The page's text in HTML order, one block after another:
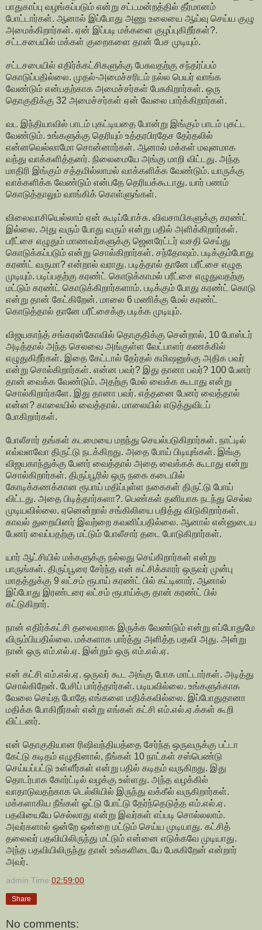
பாதுகாப்பு வழங்கப்படும் என்று சட்டமன்றத்தில் தீர்மானம்
போட்டார்கள். ஆனால் இப்போது அணு உலையை ஆய்வு செய்ய குழு
அமைக்கிறார்கள். ஏன் இப்படி மக்களை குழப்புகிறீர்கள்?.
சட்டசபையில் மக்கள் குறைகளை தான் பேச முடியும்.
சட்டசபையில் எதிர்க்கட்சிகளுக்கு பேசுவதற்கு சந்தர்ப்பம்
கொடுப்பதில்லை. முதல்-அமைச்சரிடம் நல்ல பெயர் வாங்க
வேண்டும் என்பதற்காக அமைச்சர்கள் பேசுகிறார்கள். ஒரு
தொகுதிக்கு 32 அமைச்சர்கள் ஏன் வேலை பார்க்கிறார்கள்.
வட இந்தியாவில் பாடம் புகட்டியதை போன்று இங்கும் பாடம் புகட்ட
வேண்டும். உங்களுக்கு தெரியும் உத்தரபிரதேச தேர்தலில்
என்னவெல்லாமோ சொன்னார்கள். ஆனால் மக்கள் மவுனமாக
வந்து வாக்களித்தனர். நிலைமையே அங்கு மாறி விட்டது. அந்த
மாதிரி இங்கும் சத்தமில்லாமல் வாக்களிக்க வேண்டும். யாருக்கு
வாக்களிக்க வேண்டும் என்பதே தெரியக்கூடாது. யார் பணம்
கொடுத்தாலும் வாங்கிக் கொள்ளுங்கள்.
விலைவாசியெல்லாம் ஏன் கூடிப்போச்சு. விவசாயிகளுக்கு கரண்ட்
இல்லை. அது வரும் போது வரும் என்று பதில் அளிக்கிறார்கள்.
பரீட்சை எழுதும் மாணவர்களுக்கு ஜெனரேட்டர் வசதி செய்து
கொடுக்கப்படும் என்று சொல்கிறார்கள். சந்தோஷம். படிக்கும்போது
கரண்ட் வருமா? என்றால் வராது. படித்தால் தானே பரீட்சை எழுத
முடியும். படிப்பதற்கு கரண்ட் கொடுக்காமல் பரீட்சை எழுதுவதற்கு
மட்டும் கரண்ட் கொடுக்கிறார்களாம். படிக்கும் போது கரண்ட் கொடு
என்று தான் கேட்கிறேன். மாலை 6 மணிக்கு மேல் கரண்ட்
கொடுத்தால் தானே பரீட்சைக்கு படிக்க முடியும்.
விஜயகாந்த் சங்கரன்கோவில் தொகுதிக்கு சென்றால், 10 போஸ்டர்
அடித்தால் அந்த செலவை அங்குள்ள வேட்பாளர் கணக்கில்
எழுதுகிறீர்கள். இதை கேட்டால் தேர்தல் கமிஷனுக்கு அதிக பவர்
என்று சொல்கிறார்கள். என்ன பவர்? இது தானா பவர்? 100 பேனர்
தான் வைக்க வேண்டும். அதற்கு மேல் வைக்க கூடாது என்று
சொல்கிறார்களே. இது தானா பவர். எத்தனை பேனர் வைத்தால்
என்ன? காலையில் வைத்தால். மாலையில் எடுத்துவிடப்
போகிறார்கள்.
போலீசார் தங்கள் கடமையை மறந்து செயல்படுகிறார்கள். நாட்டில்
எவ்வளவோ திருட்டு நடக்கிறது. அதை போய் பிடியுங்கள். இங்கு
விஜயகாந்துக்கு பேனர் வைத்தால் அதை வைக்கக் கூடாது என்று
சொல்கிறார்கள். திருப்பூரில் ஒரு நகை கடையில்
கோடிக்கணக்கான ரூபாய் மதிப்புள்ள நகைகள் திருட்டு போய்
விட்டது. அதை பிடித்தார்களா?. பெண்கள் தனியாக நடந்து செல்ல
முடியவில்லை. ஏனென்றால் சங்கிலியை பறித்து விடுகிறார்கள்.
காவல் துறையினர் இவற்றை கவனிப்பதில்லை. ஆனால் என்னுடைய
பேனர் வைப்பதற்கு மட்டும் போலீசார் தடை போடுகிறார்கள்.
யார் ஆட்சியில் மக்களுக்கு நல்லது செய்கிறார்கள் என்று
பாருங்கள். திருப்பூரை சேர்ந்த என் கட்சிக்காரர் ஒருவர் முன்பு
மாதத்துக்கு 9 லட்சம் ரூபாய் கரண்ட் பில் கட்டினார். ஆனால்
இப்போது இரண்டரை லட்சம் ரூபாய்க்கு தான் கரண்ட் பில்
கட்டுகிறார்.
நான் எதிர்க்கட்சி தலைவராக இருக்க வேண்டும் என்று எப்போதுமே
விரும்பியதில்லை. மக்களாக பார்த்து அளித்த பதவி அது. அன்று
நான் ஒரு எம்.எல்.ஏ. இன்றும் ஒரு எம்.எல்.ஏ.
என் கட்சி எம்.எல்.ஏ. ஒருவர் கூட அங்கு போக மாட்டார்கள். அடித்து
சொல்கிறேன். பேசிப் பார்த்தார்கள். படியவில்லை. உங்களுக்காக
வேலை செய்த போதே எங்களை மதிக்கவில்லை. இப்போதுதானா
மதிக்க போகிறீர்கள் என்று எங்கள் கட்சி எம்.எல்.ஏ.க்கள் கூறி
விட்டனர்.
என் தொகுதியான ரிஷிவந்தியத்தை சேர்ந்த ஒருவருக்கு பட்டா
கேட்டு கடிதம் எழுதினால், நீங்கள் 10 நாட்கள் சஸ்பெண்டு
செய்யப்பட்டு உள்ளீர்கள் என்று பதில் கடிதம் வருகிறது. இது
தொடர்பாக கோர்ட்டில் வழக்கு உள்ளது. அந்த வழக்கில்
வாதாடுவதற்காக டெல்லியில் இருந்து வக்கீல் வருகிறார்கள்.
மக்களாகிய நீங்கள் ஓட்டு போட்டு தேர்ந்தெடுத்த எம்.எல்.ஏ.
பதவியையே செல்லாது என்று இவர்கள் எப்படி சொல்லலாம்.
அவர்களால் ஒன்றே ஒன்றை மட்டும் செய்ய முடியாது. கட்சித்
தலைவர் பதவியிலிருந்து மட்டும் என்னை எடுக்கவே முடியாது.
அந்த பதவியிலிருந்து தான் உங்களிடையே பேசுகிறேன் என்றார்
அவர்.
admin Time 02:59:00
Share
No comments: